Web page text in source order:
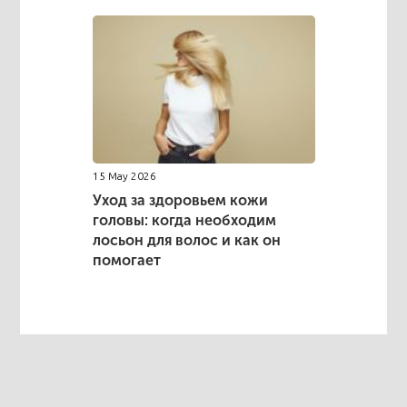
15 May 2026
Уход за здоровьем кожи
головы: когда необходим
лосьон для волос и как он
помогает